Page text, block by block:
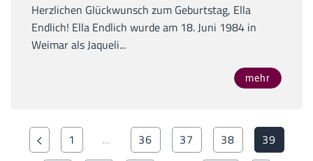
Herzlichen Glückwunsch zum Geburtstag, Ella
Endlich! Ella Endlich wurde am 18. Juni 1984 in
Weimar als Jaqueli...
mehr
1 … 36 37 38
39